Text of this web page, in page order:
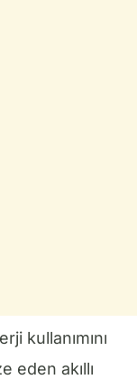
kullanımını
eden akıllı